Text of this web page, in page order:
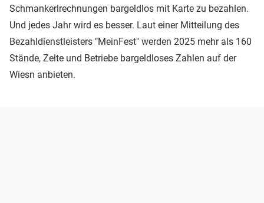
Schmankerlrechnungen bargeldlos mit Karte zu bezahlen.
Und jedes Jahr wird es besser. Laut einer Mitteilung des
Bezahldienstleisters "MeinFest" werden 2025 mehr als 160
Stände, Zelte und Betriebe bargeldloses Zahlen auf der
Wiesn anbieten.